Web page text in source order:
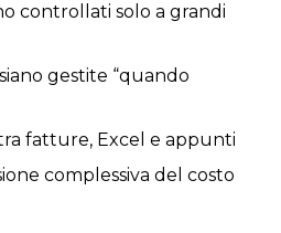
controllati solo a grandi
gestite “quando
fatture, Excel e appunti
complessiva del costo